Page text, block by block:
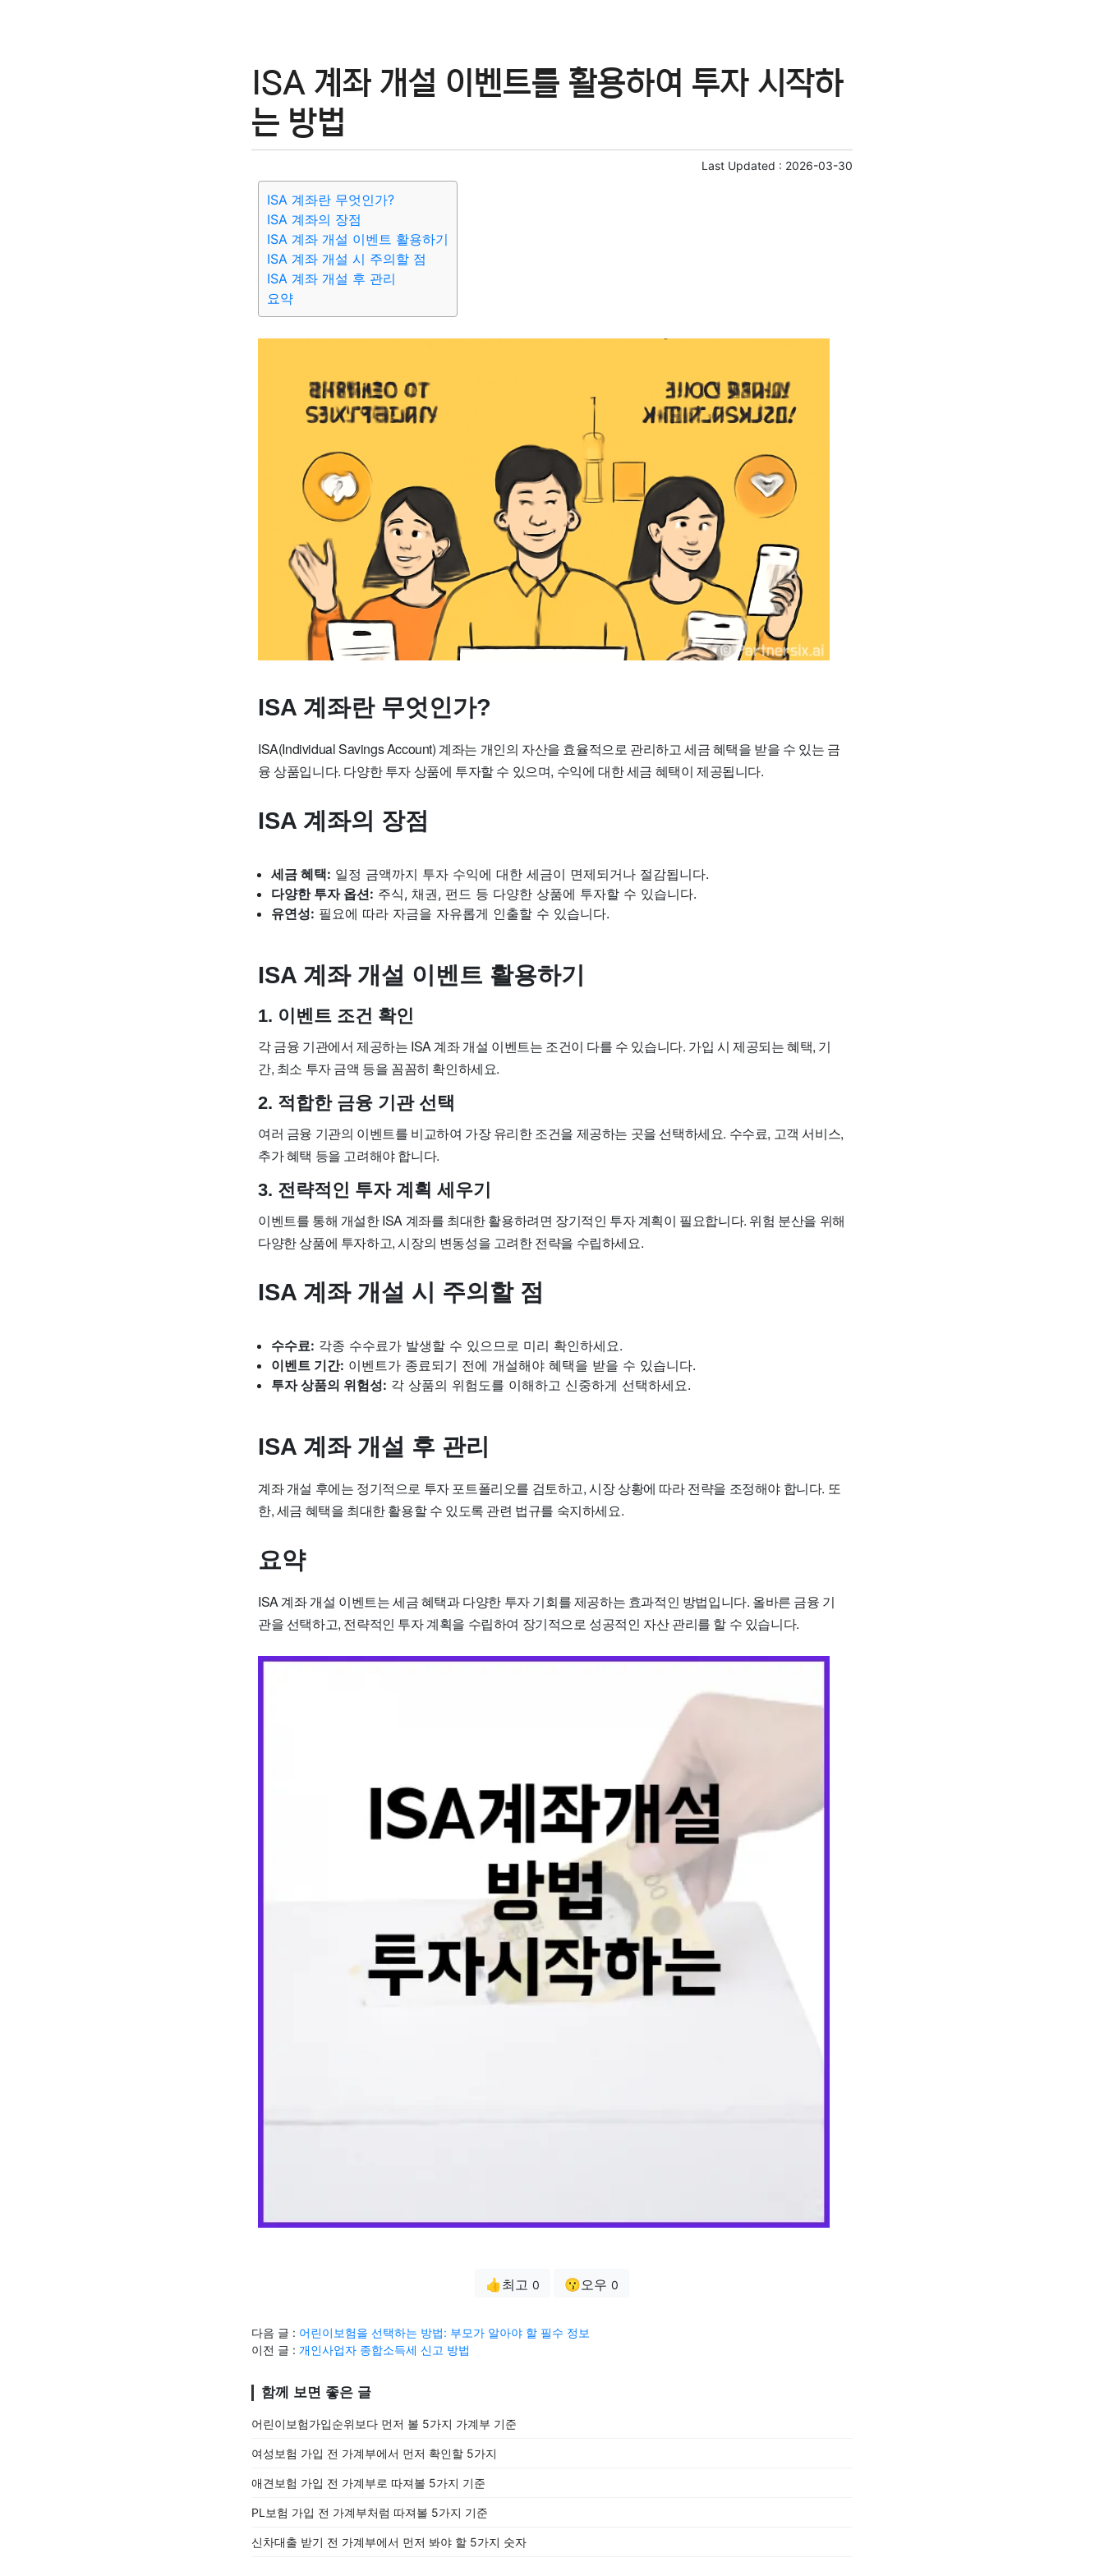
ISA 계좌 개설 이벤트를 활용하여 투자 시작하
는 방법
Last Updated : 2026-03-30
ISA 계좌란 무엇인가?
ISA 계좌의 장점
ISA 계좌 개설 이벤트 활용하기
ISA 계좌 개설 시 주의할 점
ISA 계좌 개설 후 관리
요약
ISA 계좌란 무엇인가?
ISA(Individual Savings Account) 계좌는 개인의 자산을 효율적으로 관리하고 세금 혜택을 받을 수 있는 금
융 상품입니다. 다양한 투자 상품에 투자할 수 있으며, 수익에 대한 세금 혜택이 제공됩니다.
ISA 계좌의 장점
세금 혜택: 일정 금액까지 투자 수익에 대한 세금이 면제되거나 절감됩니다.
다양한 투자 옵션: 주식, 채권, 펀드 등 다양한 상품에 투자할 수 있습니다.
유연성: 필요에 따라 자금을 자유롭게 인출할 수 있습니다.
ISA 계좌 개설 이벤트 활용하기
1. 이벤트 조건 확인
각 금융 기관에서 제공하는 ISA 계좌 개설 이벤트는 조건이 다를 수 있습니다. 가입 시 제공되는 혜택, 기
간, 최소 투자 금액 등을 꼼꼼히 확인하세요.
2. 적합한 금융 기관 선택
여러 금융 기관의 이벤트를 비교하여 가장 유리한 조건을 제공하는 곳을 선택하세요. 수수료, 고객 서비스,
추가 혜택 등을 고려해야 합니다.
3. 전략적인 투자 계획 세우기
이벤트를 통해 개설한 ISA 계좌를 최대한 활용하려면 장기적인 투자 계획이 필요합니다. 위험 분산을 위해
다양한 상품에 투자하고, 시장의 변동성을 고려한 전략을 수립하세요.
ISA 계좌 개설 시 주의할 점
수수료: 각종 수수료가 발생할 수 있으므로 미리 확인하세요.
이벤트 기간: 이벤트가 종료되기 전에 개설해야 혜택을 받을 수 있습니다.
투자 상품의 위험성: 각 상품의 위험도를 이해하고 신중하게 선택하세요.
ISA 계좌 개설 후 관리
계좌 개설 후에는 정기적으로 투자 포트폴리오를 검토하고, 시장 상황에 따라 전략을 조정해야 합니다. 또
한, 세금 혜택을 최대한 활용할 수 있도록 관련 법규를 숙지하세요.
요약
ISA 계좌 개설 이벤트는 세금 혜택과 다양한 투자 기회를 제공하는 효과적인 방법입니다. 올바른 금융 기
관을 선택하고, 전략적인 투자 계획을 수립하여 장기적으로 성공적인 자산 관리를 할 수 있습니다.
👍최고 0 😗오우 0
다음 글 : 어린이보험을 선택하는 방법: 부모가 알아야 할 필수 정보
이전 글 : 개인사업자 종합소득세 신고 방법
함께 보면 좋은 글
어린이보험가입순위보다 먼저 볼 5가지 가계부 기준
여성보험 가입 전 가계부에서 먼저 확인할 5가지
애견보험 가입 전 가계부로 따져볼 5가지 기준
PL보험 가입 전 가계부처럼 따져볼 5가지 기준
신차대출 받기 전 가계부에서 먼저 봐야 할 5가지 숫자